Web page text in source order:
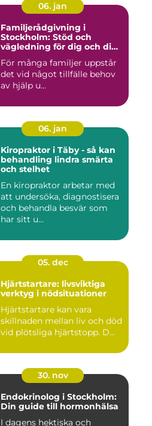
06. jan
Familjerådgivning i
Stockholm: Stöd och
vägledning för dig och din
För många familjer uppstår
det vid något tillfälle behov
av hjälp u...
06. jan
Kiropraktor i Täby - så kan
behandling lindra smärta
och stelhet
En kiropraktor arbetar med
att undersöka, diagnostisera
och behandla besvär som
har sitt u...
05. dec
Hjärtstartare: livsviktiga
verktyg i nödsituationer
Hjärtstartare kan vara
skillnaden mellan liv och död
vid plötsliga hjärtstopp. D...
30. nov
Endokrinolog i Stockholm:
Din guide till hormonhälsa
I dagens hektiska och